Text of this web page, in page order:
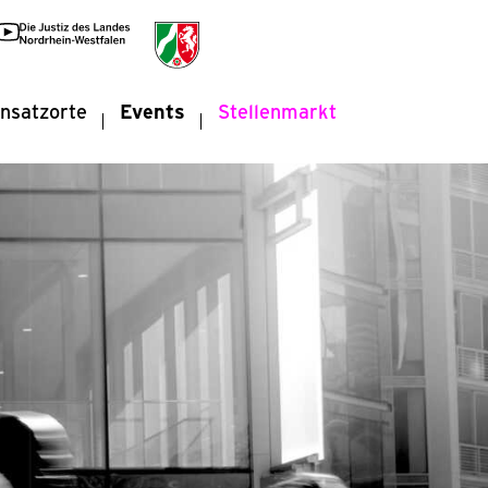
Events Stellenmarkt